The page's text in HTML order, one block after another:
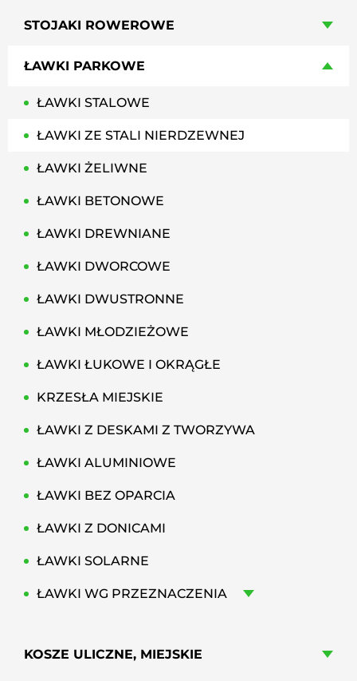
STOJAKI ROWEROWE
ŁAWKI PARKOWE
ŁAWKI STALOWE
ŁAWKI ZE STALI NIERDZEWNEJ
ŁAWKI ŻELIWNE
ŁAWKI BETONOWE
ŁAWKI DREWNIANE
ŁAWKI DWORCOWE
ŁAWKI DWUSTRONNE
ŁAWKI MŁODZIEŻOWE
ŁAWKI ŁUKOWE I OKRĄGŁE
KRZESŁA MIEJSKIE
ŁAWKI Z DESKAMI Z TWORZYWA
ŁAWKI ALUMINIOWE
ŁAWKI BEZ OPARCIA
ŁAWKI Z DONICAMI
ŁAWKI SOLARNE
ŁAWKI WG PRZEZNACZENIA
KOSZE ULICZNE, MIEJSKIE